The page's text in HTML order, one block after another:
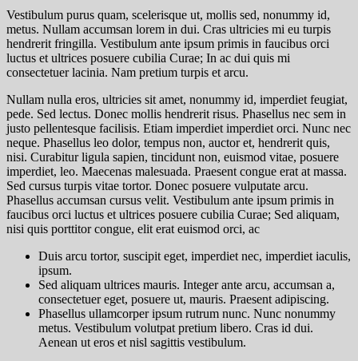
Vestibulum purus quam, scelerisque ut, mollis sed, nonummy id,
metus. Nullam accumsan lorem in dui. Cras ultricies mi eu turpis
hendrerit fringilla. Vestibulum ante ipsum primis in faucibus orci
luctus et ultrices posuere cubilia Curae; In ac dui quis mi
consectetuer lacinia. Nam pretium turpis et arcu.
Nullam nulla eros, ultricies sit amet, nonummy id, imperdiet feugiat,
pede. Sed lectus. Donec mollis hendrerit risus. Phasellus nec sem in
justo pellentesque facilisis. Etiam imperdiet imperdiet orci. Nunc nec
neque. Phasellus leo dolor, tempus non, auctor et, hendrerit quis,
nisi. Curabitur ligula sapien, tincidunt non, euismod vitae, posuere
imperdiet, leo. Maecenas malesuada. Praesent congue erat at massa.
Sed cursus turpis vitae tortor. Donec posuere vulputate arcu.
Phasellus accumsan cursus velit. Vestibulum ante ipsum primis in
faucibus orci luctus et ultrices posuere cubilia Curae; Sed aliquam,
nisi quis porttitor congue, elit erat euismod orci, ac
Duis arcu tortor, suscipit eget, imperdiet nec, imperdiet iaculis,
ipsum.
Sed aliquam ultrices mauris. Integer ante arcu, accumsan a,
consectetuer eget, posuere ut, mauris. Praesent adipiscing.
Phasellus ullamcorper ipsum rutrum nunc. Nunc nonummy
metus. Vestibulum volutpat pretium libero. Cras id dui.
Aenean ut eros et nisl sagittis vestibulum.